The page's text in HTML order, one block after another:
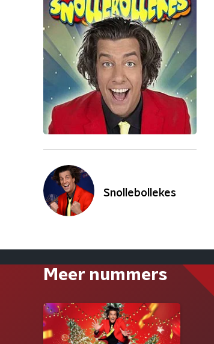
Snollebollekes
Meer nummers